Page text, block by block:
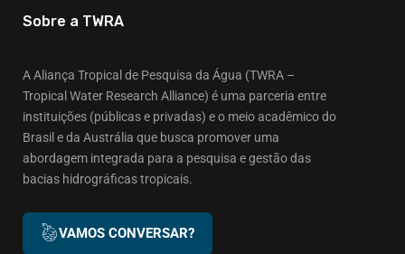
Sobre a TWRA
A Aliança Tropical de Pesquisa da Água (TWRA –
Tropical Water Research Alliance) é uma parceria entre
instituições (públicas e privadas) e o meio acadêmico do
Brasil e da Austrália que busca promover uma
abordagem integrada para a pesquisa e gestão das
bacias hidrográficas tropicais.
VAMOS CONVERSAR?